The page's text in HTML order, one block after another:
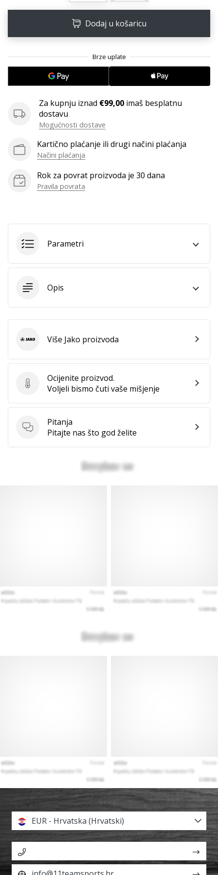
•
Postani
za
odbojku
Obožavaš
odbojku
nas?
Pridruži
se
kao
Prikaži
sve
Dodaj u košaricu
Za kupnju iznad €99,00 imaš besplatnu
dostavu
Mogućnosti dostave
Kartično plaćanje ili drugi načini plaćanja
Načini plaćanja
Rok za povrat proizvoda je 30 dana
Pravila povrata
Parametri
Opis
Ocijenite proizvod.
Ocijenite proizvod.
Voljeli bismo čuti vaše mišjenje
Pitanja
Pitanja
Pitajte nas što god želite
Jako Više Jako proizvoda
EUR - Hrvatska (Hrvatski)